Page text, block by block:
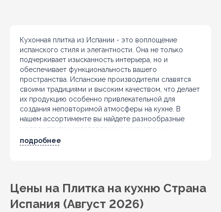
Кухонная плитка из Испании - это воплощение
испанского стиля и элегантности. Она не только
подчеркивает изысканность интерьера, но и
обеспечивает функциональность вашего
пространства. Испанские производители славятся
своими традициями и высоким качеством, что делает
их продукцию особенно привлекательной для
создания неповторимой атмосферы на кухне. В
нашем ассортименте вы найдете разнообразные
модели плитки, изготовленные из различных
материалов, таких как керамика, керамогранит, а
плитка из красной глины дарит теплоту и уют. Выбор
испанской плитки - это инвестиция в долговечность
и стиль вашей кухни. Исследуйте наш каталог и
подробнее
Цены на Плитка на кухню Страна
Испания (Август 2026)